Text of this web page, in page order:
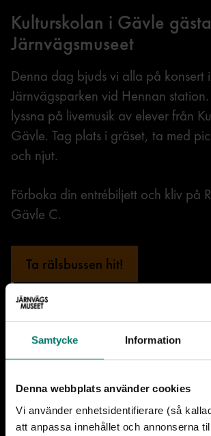
Samtycke Information
Denna webbplats använder cookies
Vi använder enhetsidentifierare (så
att anpassa innehållet och annonserna
Kulturskolan i Gävle
Järnvägsmuseet
Denna dag bjuds vi alla på konsert i
Järnvägsparken vid Hennan
lyssna på livemusik av elever från
Gävle. Tag plats i gräset, ta med
och njut.
Förboka din entrébiljett och kliv på
Gävle C.
Ta rälsbussen hit!
Information
Plats
Pris
Ingår i entrébiljetten